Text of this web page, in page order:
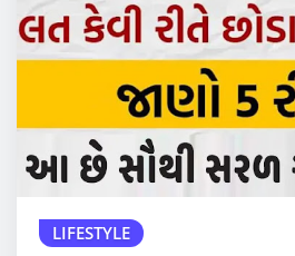
LIFESTYLE